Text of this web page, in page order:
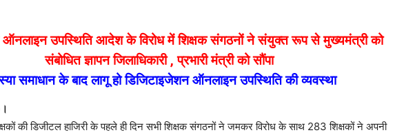
ऑनलाइन उपस्थिति आदेश के विरोध में शिक्षक संगठनों ने संयुक्त रूप से मुख्यमंत्री को
संबोधित ज्ञापन जिलाधिकारी , प्रभारी मंत्री को सौंपा
समाधान के बाद लागू हो डिजिटाइजेशन ऑनलाइन उपस्थिति की व्यवस्था
की डिजीटल हाजिरी के पहले ही दिन सभी शिक्षक संगठनों ने जमकर विरोध के साथ 283 शिक्षकों ने अपनी